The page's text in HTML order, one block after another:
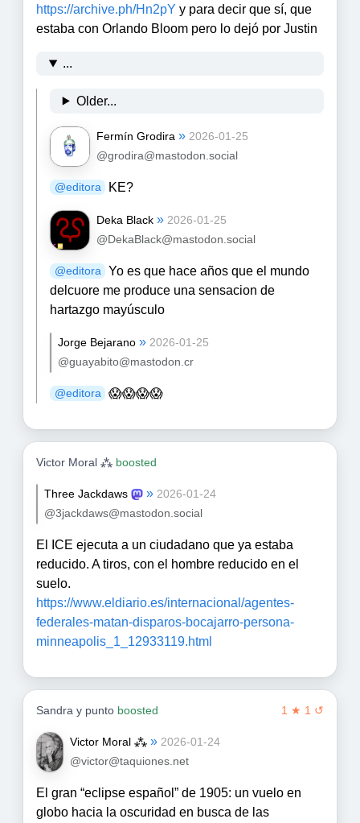
https://archive.ph/Hn2pY y para decir que sí, que
estaba con Orlando Bloom pero lo dejó por Justin
...
Older...
Fermín Grodira » 2026-01-25
@grodira@mastodon.social
@editora KE?
Deka Black » 2026-01-25
@DekaBlack@mastodon.social
@editora Yo es que hace años que el mundo
delcuore me produce una sensacion de
hartazgo mayúsculo
Jorge Bejarano » 2026-01-25
@guayabito@mastodon.cr
@editora 😱😱😱😱
Victor Moral ⁂boosted
Three Jackdaws » 2026-01-24
@3jackdaws@mastodon.social
El ICE ejecuta a un ciudadano que ya estaba
reducido. A tiros, con el hombre reducido en el
suelo.
https://www.eldiario.es/internacional/agentes-
federales-matan-disparos-bocajarro-persona-
minneapolis_1_12933119.html
1 ★ 1 ↺
Sandra y puntoboosted
Victor Moral ⁂ » 2026-01-24
@victor@taquiones.net
El gran “eclipse español” de 1905: un vuelo en
globo hacia la oscuridad en busca de las